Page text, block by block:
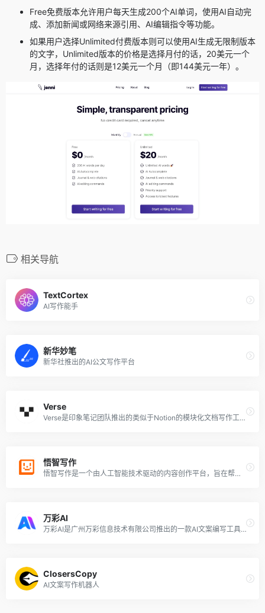
Free免费版本允许用户每天生成200个AI单词，使用AI自动完
成、添加新闻或网络来源引用、AI编辑指令等功能。
如果用户选择Unlimited付费版本则可以使用AI生成无限制版本
的文字，Unlimited版本的价格是选择月付的话，20美元一个
月，选择年付的话则是12美元一个月（即144美元一年）。
相关导航
TextCortex
AI写作能手
新华妙笔
新华社推出的AI公文写作平台
Verse
Verse是印象笔记团队推出的类似于Notion的模块化文档写作工具，目前Verse已接入了「印象AI」的能力，成为即开即用、全平台覆盖的新一代AI写作工具。你可以将Verse作为你的工作台、知识库，甚至是云大脑，使用Verse灵感自动产生，文章一键生成，创作领先一步。
悟智写作
悟智写作是一个由人工智能技术驱动的内容创作平台，旨在帮助用户高效地创作出高质量的文本内容。该AI写作工具提供了超过100种不同行业和场景的文本模板，无论是撰写广告文案、学术文章、电子邮件、产品描述，还是创作吸引人的标题，用户都能在几分钟内完成。
万彩AI
万彩AI是广州万彩信息技术有限公司推出的一款AI文案编写工具，帮助不会写文案或没有灵感的创作者快速生成可直接使用的文案，让文案编写效率提升90%，准确率高达99%。
ClosersCopy
AI文案写作机器人